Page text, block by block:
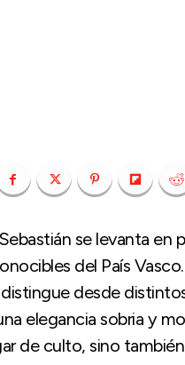
se levanta
del País
desde
elegancia sobria y
de culto, sino